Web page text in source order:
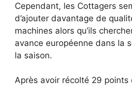
Cependant, les Cottagers
d’ajouter davantage de
machines alors qu’ils
avance européenne dans la
la saison.
Après avoir récolté 29 points